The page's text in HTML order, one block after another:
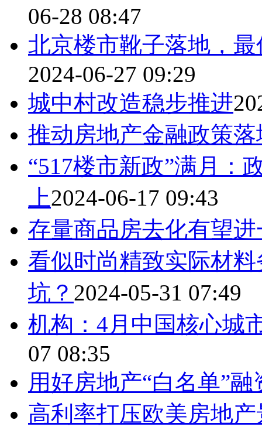
06-28 08:47
北京楼市靴子落地，
2024-06-27 09:29
城中村改造稳步推进
推动房地产金融政策
“517楼市新政”满月：
上2024-06-17 09:43
存量商品房去化有望
看似时尚精致实际材
坑？ 2024-05-31 07:49
机构：4月中国核心城
07 08:35
用好房地产“白名单”融
高利率打压欧美房地